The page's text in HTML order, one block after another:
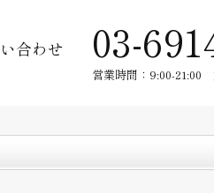
合わせ 03-
営業時間：9:00-21:00